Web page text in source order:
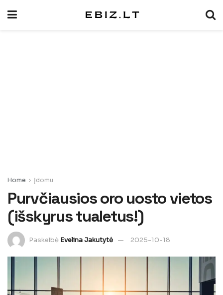
Home Įdomu
Purvčiausios oro uosto vietos
(išskyrus tualetus!)
Paskelbė Evelina Jakutytė 2025-10-18